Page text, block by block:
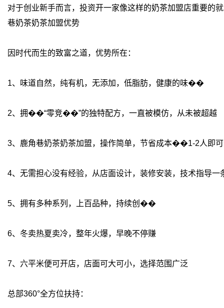
对于创业新手而言，投资开一家像这样的奶茶加盟店重要的
巷奶茶奶茶加盟优势
因时代而生的致富之道，优势所在：
1、味道自然，纯有机，无添加，低脂肪，健康的味��
2、拥��“零竞��”的独特配方，一直被模仿，从未被超越
3、鹿角巷奶茶奶茶加盟，操作简单，节省成本��1-2人即
4、无需担心没有经验，从店面设计，装修安装，技术指导一
5、拥有多种系列，上百品种，持续创��
6、冬卖热夏卖冷，整年火爆，早晚不停赚
7、六平米便可开店，店面可大可小，选择范围广泛
总部360°全方位扶持：